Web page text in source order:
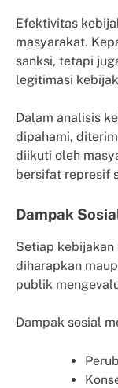
Efektivitas
masyarakat.
sanksi, tetapi
legitimasi
Dalam analisis
dipahami,
diikuti oleh
bersifat represif
Dampak
Setiap
diharapkan
publik
Dampak sosial